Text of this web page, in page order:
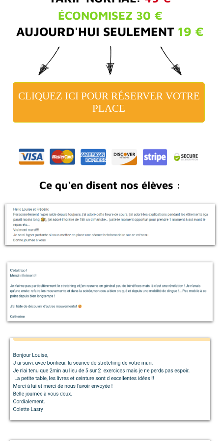
ÉCONOMISEZ 30 €
AUJOURD'HUI SEULEMENT 19 €
CLIQUEZ ICI POUR RÉSERVER VOTRE
PLACE
Ce qu'en disent nos élèves :